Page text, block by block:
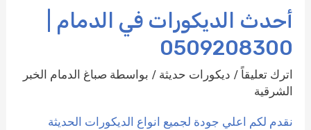
أحدث الديكورات في الدمام |
0509208300
اترك تعليقاً / ديكورات حديثة / بواسطة صباغ الدمام الخبر
الشرقية
نقدم لكم اعلي جودة لجميع انواع الديكورات الحديثة